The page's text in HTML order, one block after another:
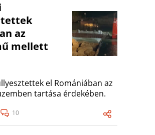
tettek
az
mellett
el Romániában az
tartása érdekében.
10